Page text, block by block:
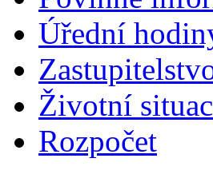
Úřední
Životní
Rozpočet